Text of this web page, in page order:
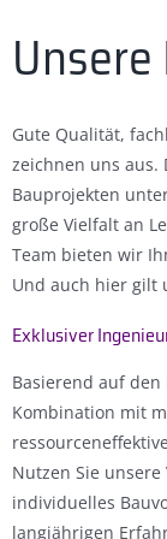
Gute Qualität,
zeichnen uns aus.
Bauprojekten
große Vielfalt an
Team bieten wir
Und auch hier gilt
Exklusiver
Basierend auf
Kombination mit
Nutzen Sie
individuelles
langjährigen